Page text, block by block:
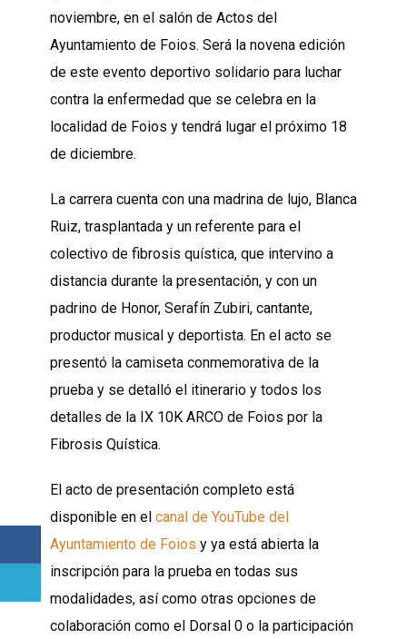
noviembre, en el salón de Actos del
Ayuntamiento de Foios. Será la novena edición
de este evento deportivo solidario para luchar
contra la enfermedad que se celebra en la
localidad de Foios y tendrá lugar el próximo 18
de diciembre.
La carrera cuenta con una madrina de lujo, Blanca
Ruiz, trasplantada y un referente para el
colectivo de fibrosis quística, que intervino a
distancia durante la presentación, y con un
padrino de Honor, Serafín Zubiri, cantante,
productor musical y deportista. En el acto se
presentó la camiseta conmemorativa de la
prueba y se detalló el itinerario y todos los
detalles de la IX 10K ARCO de Foios por la
Fibrosis Quística.
El acto de presentación completo está
disponible en el canal de YouTube del
Ayuntamiento de Foios y ya está abierta la
inscripción para la prueba en todas sus
modalidades, así como otras opciones de
colaboración como el Dorsal 0 o la participación